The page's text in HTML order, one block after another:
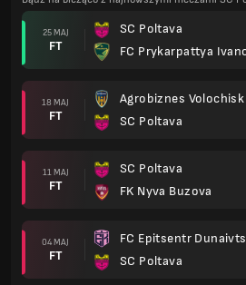
25 MAJ
FT
SC Poltava
FC Prykarpattya
18 MAJ
FT
Agrobiznes Volochisk
SC Poltava
11 MAJ
FT
SC Poltava
FK Nyva Buzova
04 MAJ
FT
FC Epitsentr
SC Poltava